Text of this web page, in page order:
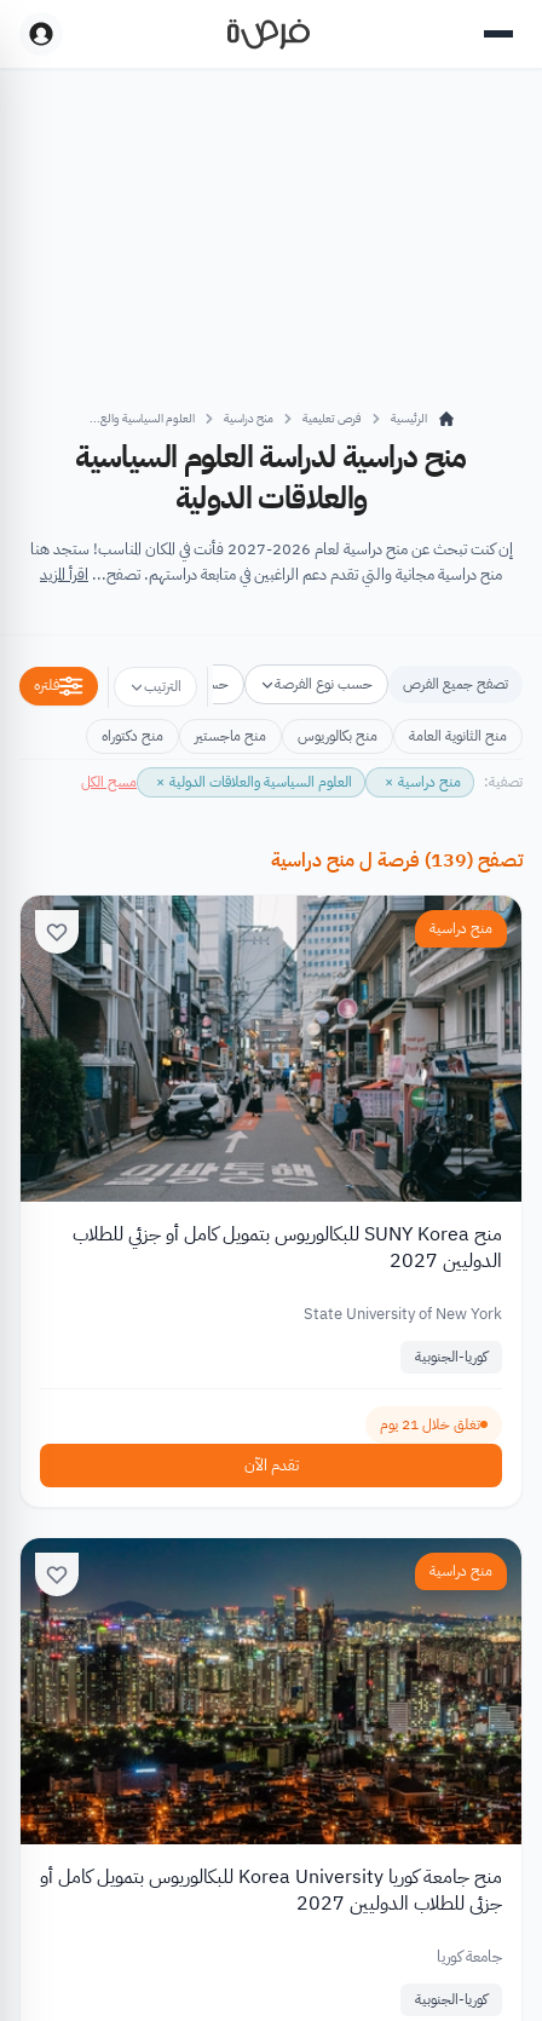
الرئيسية فرص تعليمية منح دراسية العلوم السياسية والع...
منح دراسية لدراسة العلوم السياسية
والعلاقات الدولية
إن كنت تبحث عن منح دراسية لعام 2026-2027 فأنت في المكان المناسب! ستجد هنا
منح دراسية مجانية والتي تقدم دعم الراغبين في متابعة دراستهم. تصفح... اقرأ المزيد
تصفح جميع الفرص حسب نوع الفرصة حسب مكان الفرصة حسب الترتيب فلتره
منح الثانوية العامة منح بكالوريوس منح ماجستير منح دكتوراه
تصفية: منح دراسية × العلوم السياسية والعلاقات الدولية × مسح الكل
تصفح(
139
) فرصة لمنح دراسية
منح دراسية
منح SUNY Korea للبكالوريوس بتمويل كامل أو جزئي للطلاب
الدوليين 2027
State University of New York
كوريا-الجنوبية
تغلق خلال 21 يوم
تقدم الآن
منح دراسية
منح جامعة كوريا Korea University للبكالوريوس بتمويل كامل أو
جزئي للطلاب الدوليين 2027
جامعة كوريا
كوريا-الجنوبية